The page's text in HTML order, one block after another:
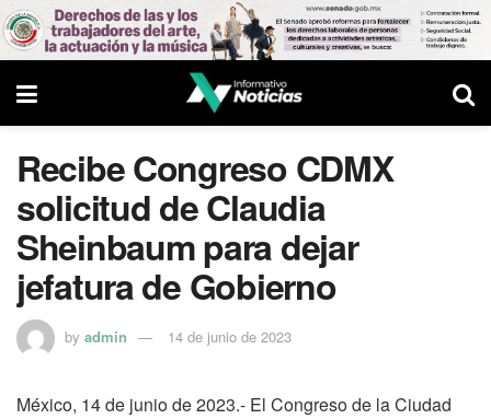
Recibe Congreso CDMX
solicitud de Claudia
Sheinbaum para dejar
jefatura de Gobierno
by admin 14 de junio de 2023
México, 14 de junio de 2023.- El Congreso de la Ciudad